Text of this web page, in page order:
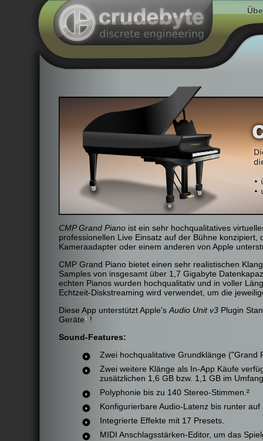
CMP Grand Piano ist ein sehr hochqualitatives
professionellen Live Einsatz auf der Bühne
Kameraadapter oder einem anderen von Apple
CMP Grand Piano bietet einen sehr realistischen
Samples von insgesamt über 1,7 Gigabyte
echten Pianos wurden hochqualitativ und in voller
Echtzeit-Diskstreaming wird verwendet, um die
Diese App unterstützt Apple's Audio Unit v3 Plugin
Geräte¹ !
Sound-Features:
Zwei hochqualitative Grundklänge ("Grand
Zwei weitere Klänge als In-App Käufe
zusätzlichen 1,6 GB bzw. 1,1 GB im
Polyphonie bis zu 140 Stereo-Stimmen. ²
Konfigurierbare Audio-Latenz bis runter auf
Integrierte Effekte mit 17 Presets.
MIDI Anschlagsstärken-Editor, um das